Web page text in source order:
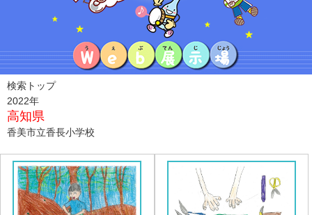
検索トップ
2022年
高知県
香美市立香長小学校